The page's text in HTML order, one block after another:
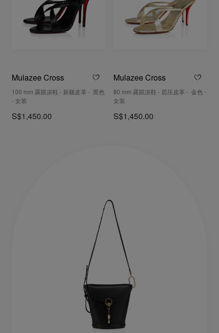
Mulazee Cross
100 mm 露跟凉鞋 - 新颖皮革 - 黑色
- 女装
S$1,450.00
Mulazee Cross
80 mm 露跟凉鞋 - 层压皮革 - 金色 -
女装
S$1,450.00